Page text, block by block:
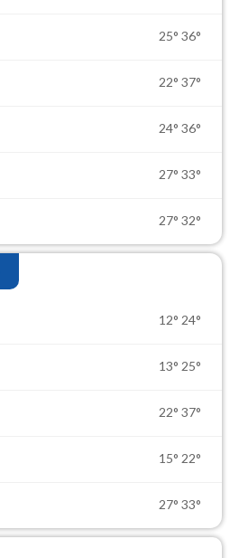
25° 36°
22° 37°
24° 36°
27° 33°
27° 32°
12° 24°
13° 25°
22° 37°
15° 22°
27° 33°